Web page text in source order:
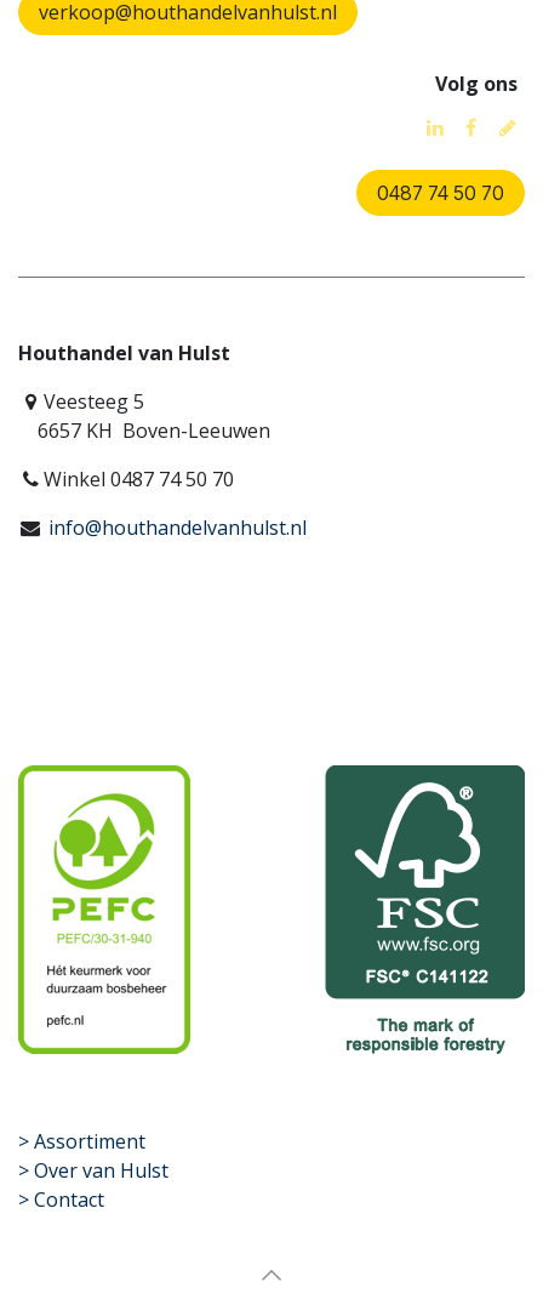
verkoop@houthandelvanhulst.nl
Volg ons
0487 74 50 70
Houthandel van Hulst
Veesteeg 5
6657 KH Boven-Leeuwen
Winkel 0487 74 50 70
info@houthandelvanhulst.nl
​>Assortiment
> Over van Hulst
> Contact